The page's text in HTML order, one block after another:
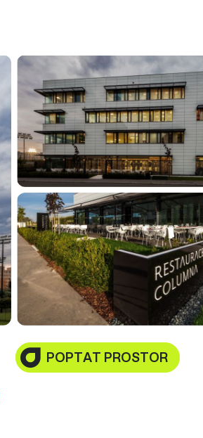
POPTAT PROSTOR